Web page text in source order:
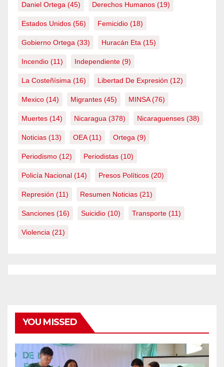
Daniel Ortega (45) Derechos Humanos (19)
Estados Unidos (56) Femicidio (18)
Gobierno Ortega (33) Huracán Eta (15)
Incendio (11) Independiente (9)
La Costeñísima (16) Libertad De Expresión (12)
Mexico (14) Migrantes (45) MINSA(76)
Muertes (14) Nicaragua (378) Nicaraguenses (38)
Noticias (13) OEA(11) Ortega (9)
Periodismo (12) Periodistas (10)
Policía Nacional (14) Presos Políticos (20)
Represión (11) Resumen Noticias (21)
Sanciones (16) Suicidio (10) Transporte (11)
Violencia (21)
YOU MISSED